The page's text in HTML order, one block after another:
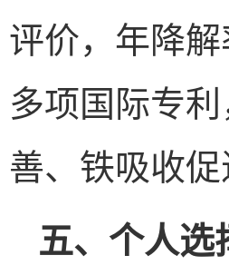
评价，年降
多项国际专
善、铁吸收
五、个人